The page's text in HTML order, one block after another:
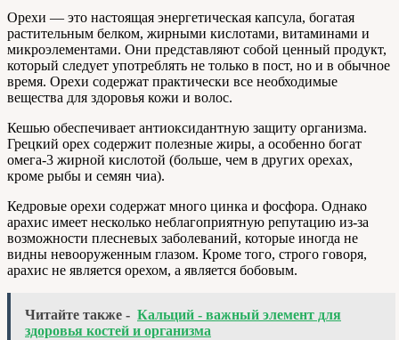
Орехи — это настоящая энергетическая капсула, богатая
растительным белком, жирными кислотами, витаминами и
микроэлементами. Они представляют собой ценный продукт,
который следует употреблять не только в пост, но и в обычное
время. Орехи содержат практически все необходимые
вещества для здоровья кожи и волос.
Кешью обеспечивает антиоксидантную защиту организма.
Грецкий орех содержит полезные жиры, а особенно богат
омега-3 жирной кислотой (больше, чем в других орехах,
кроме рыбы и семян чиа).
Кедровые орехи содержат много цинка и фосфора. Однако
арахис имеет несколько неблагоприятную репутацию из-за
возможности плесневых заболеваний, которые иногда не
видны невооруженным глазом. Кроме того, строго говоря,
арахис не является орехом, а является бобовым.
Читайте также - Кальций - важный элемент для
здоровья костей и организма